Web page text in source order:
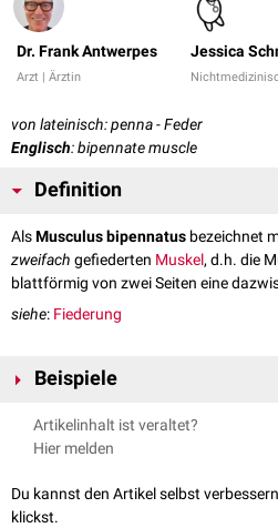
Dr. Frank Antwerpes
Arzt | Ärztin
Jessica
von lateinisch: penna - Feder
Englisch: bipennate muscle
Definition
AlsMusculus bipennatus bezeichnet
zweifach gefiederten Muskel, d.h. die
blattförmig von zwei Seiten eine
siehe: Fiederung
Beispiele
Musculus rectus femoris
Musculus flexor hallucis longus
Artikelinhalt ist veraltet?
Hier melden
Du kannst den Artikel selbst
klickst.